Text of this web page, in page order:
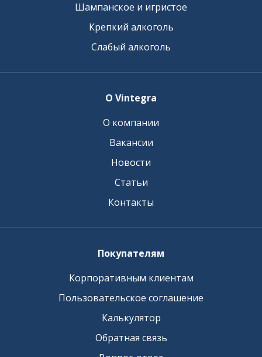
Шампанское и игристое
Крепкий алкоголь
Слабый алкоголь
О Vintegra
О компании
Вакансии
Новости
Статьи
Контакты
Покупателям
Корпоративным клиентам
Пользовательское соглашение
Калькулятор
Обратная связь